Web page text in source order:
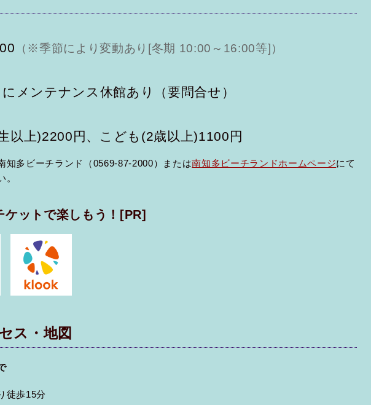
（※季節により変動あり[冬期 10:00～16:00等]）
メンテナンス休館あり（要問合せ）
以上)2200円、こども(2歳以上)1100円
知多ビーチランド（0569-87-2000）または南知多ビーチランドホームページにて
。
ケットで楽しもう！ [PR]
ス・地図
徒歩15分